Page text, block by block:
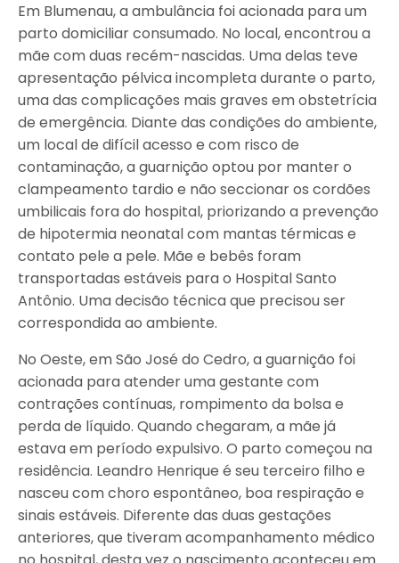
Em Blumenau, a ambulância foi acionada para um
parto domiciliar consumado. No local, encontrou a
mãe com duas recém-nascidas. Uma delas teve
apresentação pélvica incompleta durante o parto,
uma das complicações mais graves em obstetrícia
de emergência. Diante das condições do ambiente,
um local de difícil acesso e com risco de
contaminação, a guarnição optou por manter o
clampeamento tardio e não seccionar os cordões
umbilicais fora do hospital, priorizando a prevenção
de hipotermia neonatal com mantas térmicas e
contato pele a pele. Mãe e bebês foram
transportadas estáveis para o Hospital Santo
Antônio. Uma decisão técnica que precisou ser
correspondida ao ambiente.
No Oeste, em São José do Cedro, a guarnição foi
acionada para atender uma gestante com
contrações contínuas, rompimento da bolsa e
perda de líquido. Quando chegaram, a mãe já
estava em período expulsivo. O parto começou na
residência. Leandro Henrique é seu terceiro filho e
nasceu com choro espontâneo, boa respiração e
sinais estáveis. Diferente das duas gestações
anteriores, que tiveram acompanhamento médico